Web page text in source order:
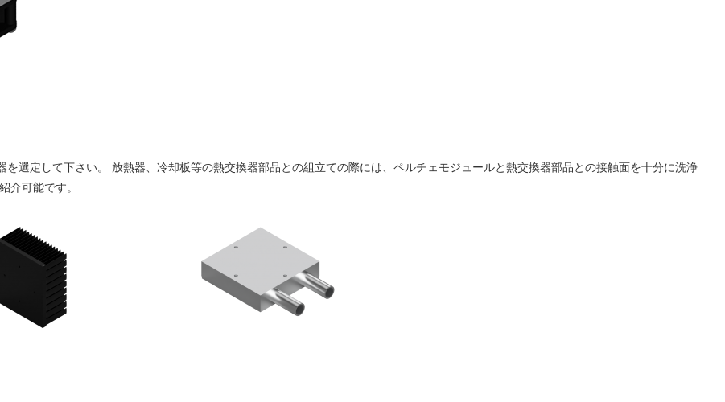
選定して下さい。 放熱器、冷却板等の熱交換器部品との組立ての際には、ペルチェモジュールと熱交換器部品との接触面を十分に洗浄
介可能です。